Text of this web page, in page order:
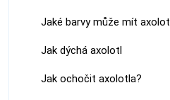
Jaké barvy může mít axolotl
Jak dýchá axolotl
Jak ochočit axolotla?